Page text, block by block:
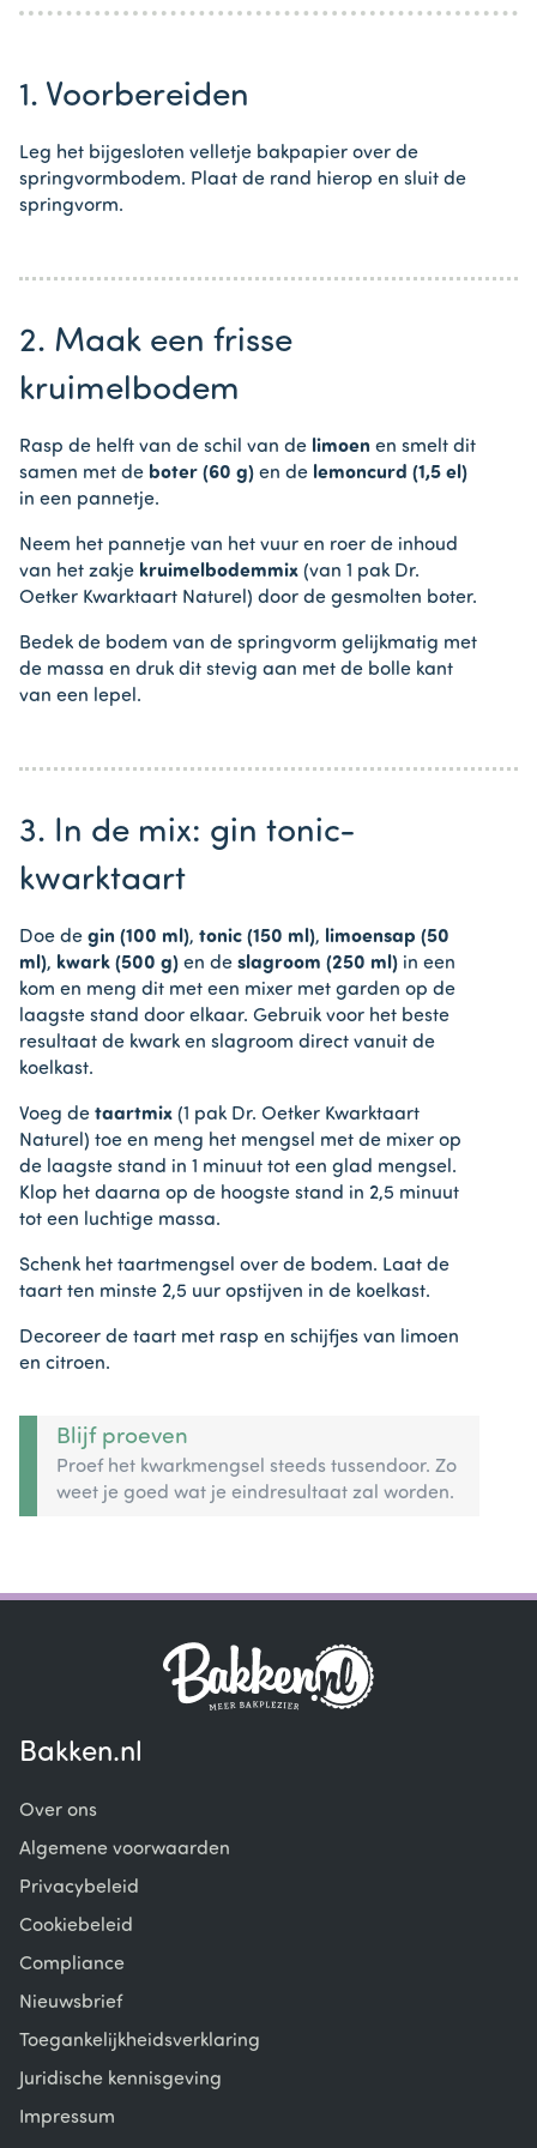
1. Voorbereiden
Leg het bijgesloten velletje bakpapier over de
springvormbodem. Plaat de rand hierop en sluit de
springvorm.
2. Maak een frisse
kruimelbodem
Rasp de helft van de schil van de limoen en smelt dit
samen met de boter (60 g) en de lemoncurd (1,5 el)
in een pannetje.
Neem het pannetje van het vuur en roer de inhoud
van het zakje kruimelbodemmix (van 1 pak Dr.
Oetker Kwarktaart Naturel) door de gesmolten boter.
Bedek de bodem van de springvorm gelijkmatig met
de massa en druk dit stevig aan met de bolle kant
van een lepel.
3. In de mix: gin tonic-
kwarktaart
Doe de gin (100 ml), tonic (150 ml), limoensap (50
ml), kwark (500 g) en de slagroom (250 ml) in een
kom en meng dit met een mixer met garden op de
laagste stand door elkaar. Gebruik voor het beste
resultaat de kwark en slagroom direct vanuit de
koelkast.
Voeg de taartmix (1 pak Dr. Oetker Kwarktaart
Naturel) toe en meng het mengsel met de mixer op
de laagste stand in 1 minuut tot een glad mengsel.
Klop het daarna op de hoogste stand in 2,5 minuut
tot een luchtige massa.
Schenk het taartmengsel over de bodem. Laat de
taart ten minste 2,5 uur opstijven in de koelkast.
Decoreer de taart met rasp en schijfjes van limoen
en citroen.
Blijf proeven
Proef het kwarkmengsel steeds tussendoor. Zo
weet je goed wat je eindresultaat zal worden.
Bakken.nl
Over ons
Algemene voorwaarden
Privacybeleid
Cookiebeleid
Compliance
Nieuwsbrief
Toegankelijkheidsverklaring
Juridische kennisgeving
Impressum